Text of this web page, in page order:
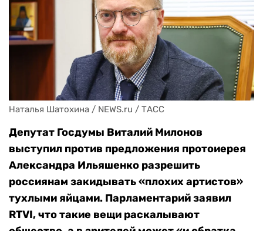
Наталья Шатохина / NEWS.ru / ТАСС
Депутат Госдумы Виталий Милонов
выступил против предложения протоиерея
Александра Ильяшенко разрешить
россиянам закидывать «плохих артистов»
тухлыми яйцами. Парламентарий заявил
RTVI, что такие вещи раскалывают